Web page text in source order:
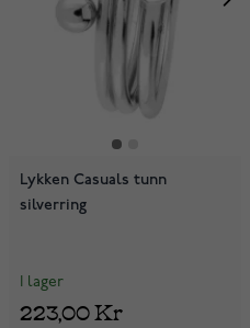
Lykken Casuals tunn
silverring
I lager
223,00 Kr